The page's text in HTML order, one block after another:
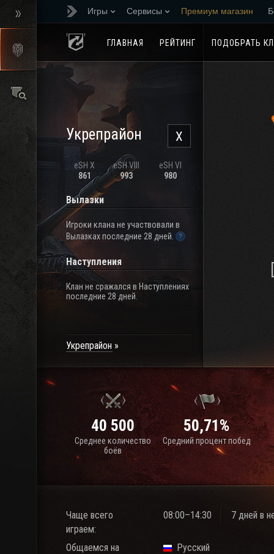
Игры Сервисы Премиум магазин
ГЛАВНАЯ
РЕЙТИНГ ПОДОБРАТЬ
X
Укрепрайон
eSH X
861
eSH VIII
993
eSH VI
980
Вылазки
Игроки клана не участвовали в
Вылазках последние 28 дней.
Наступления
Клан не сражался в Наступлениях
последние 28 дней.
Укрепрайон
40 500
Среднее количество
боёв
50,71%
Средний процент побед
Чаще всего
играем:
08:00–14:30 7 дней в
Общаемся на
Русский